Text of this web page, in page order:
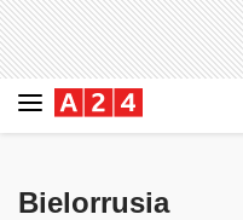
Bielorrusia